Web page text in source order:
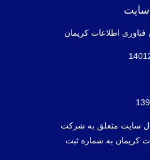
سایت
اطلاعات كريمان
سایت متعلق به شرکت
کریمان به شماره ثبت